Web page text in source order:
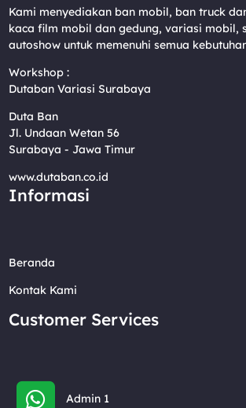
Kami menyediakan ban mobil, ban truck
kaca film mobil dan gedung, variasi mobil,
autoshow untuk memenuhi semua
Workshop :
Dutaban Variasi Surabaya
Duta Ban
Jl. Undaan Wetan 56
Surabaya - Jawa Timur
www.dutaban.co.id
Informasi
Beranda
Kontak Kami
Customer Services
Admin 1